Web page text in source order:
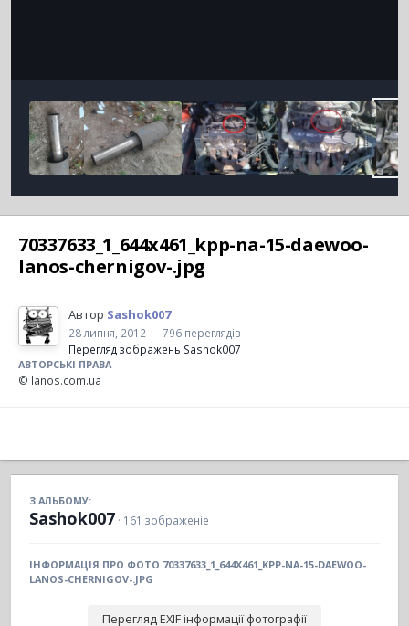
70337633_1_644x461_kpp-na-15-daewoo-
lanos-chernigov-.jpg
Автор Sashok007
28 липня, 2012
796 переглядів
Перегляд зображень Sashok007
АВТОРСЬКІ ПРАВА
© lanos.com.ua
З АЛЬБОМУ:
Sashok007 · 161 зображеніе
ІНФОРМАЦІЯ ПРО ФОТО 70337633_1_644X461_KPP-NA-15-DAEWOO-
LANOS-CHERNIGOV-.JPG
Перегляд EXIF інформації фотографії